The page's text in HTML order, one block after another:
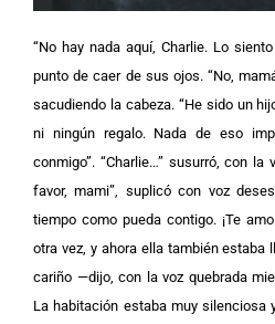
“No hay nada aquí, Charlie. Lo
punto de caer de sus ojos. “No,
sacudiendo la cabeza. “He sido un
ni ningún regalo. Nada de eso
conmigo”. “Charlie…” susurró, con la
favor, mami”, suplicó con voz
tiempo como pueda contigo. ¡Te
otra vez, y ahora ella también estaba
cariño —dijo, con la voz quebrada
La habitación estaba muy silenciosa